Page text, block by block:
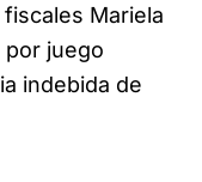
Mariela
por juego
indebida de